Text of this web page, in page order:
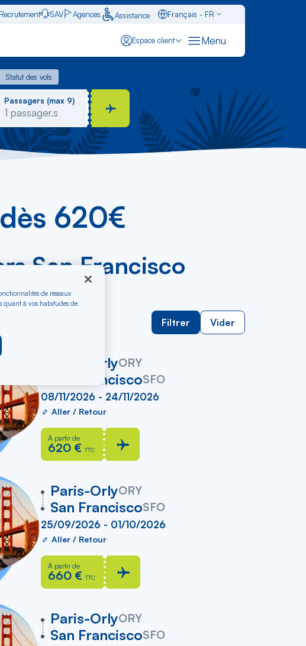
Recrutement SAV Agences Assistance
Français - FR
Espace client Menu
Statut des vols
Statut des vols
Passagers (max 9)
620€
San Francisco
Filtrer Vider
Paris-OrlyORY
San FranciscoSFO
08/11/2026 - 24/11/2026
Aller / Retour
À partir de
620 € TTC
Paris-OrlyORY
vers
San FranciscoSFO
25/09/2026 - 01/10/2026
Aller / Retour
À partir de
660 € TTC
Paris-OrlyORY
vers
San FranciscoSFO
de réseaux
quant à vos habitudes de